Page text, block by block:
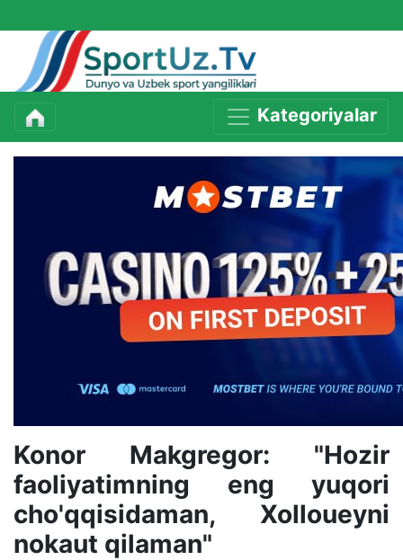
Kategoriyalar
Konor Makgregor: "Hozir
faoliyatimning eng yuqori
cho'qqisidaman, Xolloueyni
nokaut qilaman"